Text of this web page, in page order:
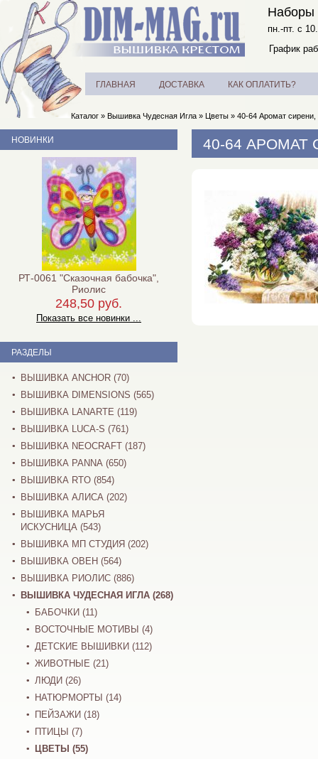
Наборы
пн.-пт. с
График
ГЛАВНАЯ ДОСТАВКА КАК ОПЛАТИТЬ?
Каталог » Вышивка Чудесная Игла » Цветы » 40-64 Аромат сирени,
40-64 АРОМАТ
НОВИНКИ
РТ-0061 "Сказочная бабочка",
Риолис
248,50 руб.
Показать все новинки ...
РАЗДЕЛЫ
ВЫШИВКА ANCHOR (70)
ВЫШИВКА DIMENSIONS (565)
ВЫШИВКА LANARTE (119)
ВЫШИВКА LUCA-S (761)
ВЫШИВКА NEOCRAFT (187)
ВЫШИВКА PANNA (650)
ВЫШИВКА RTO (854)
ВЫШИВКА АЛИСА (202)
ВЫШИВКА МАРЬЯ
ИСКУСНИЦА (543)
ВЫШИВКА МП СТУДИЯ (202)
ВЫШИВКА ОВЕН (564)
ВЫШИВКА РИОЛИС (886)
ВЫШИВКА ЧУДЕСНАЯ ИГЛА (268)
БАБОЧКИ (11)
ВОСТОЧНЫЕ МОТИВЫ (4)
ДЕТСКИЕ ВЫШИВКИ (112)
ЖИВОТНЫЕ (21)
ЛЮДИ (26)
НАТЮРМОРТЫ (14)
ПЕЙЗАЖИ (18)
ПТИЦЫ (7)
ЦВЕТЫ (55)